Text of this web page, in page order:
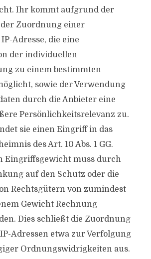
Ihr kommt aufgrund der
Zuordnung einer
Adresse, die eine
der individuellen
zu einem bestimmten
sowie der Verwendung
durch die Anbieter eine
Persönlichkeitsrelevanz zu.
sie einen Eingriff in das
des Art. 10 Abs. 1 GG.
Eingriffsgewicht muss durch
auf den Schutz oder die
Rechtsgütern von zumindest
Gewicht Rechnung
Dies schließt die Zuordnung
Adressen etwa zur Verfolgung
Ordnungswidrigkeiten aus.